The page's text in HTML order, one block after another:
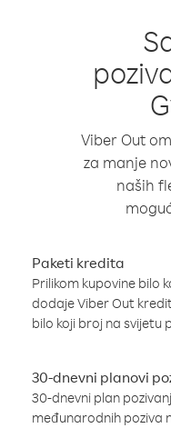
Viber Out
za manje
naših
Paketi kredita
Prilikom kupovine bilo
dodaje Viber Out
bilo koji broj na svijetu
30-dnevni planovi
30-dnevni plan
međunarodnih poziva